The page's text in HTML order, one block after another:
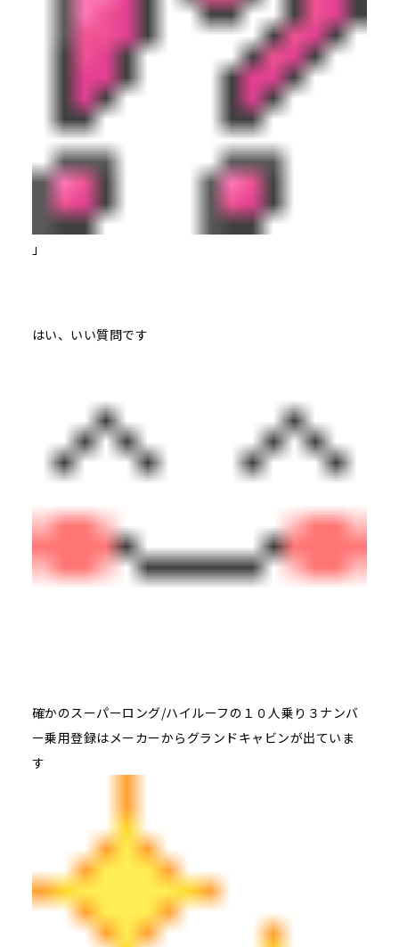
」
はい、いい質問です
確かのスーパーロング/ハイルーフの１０人乗り３ナンバ
ー乗用登録はメーカーからグランドキャビンが出ていま
す